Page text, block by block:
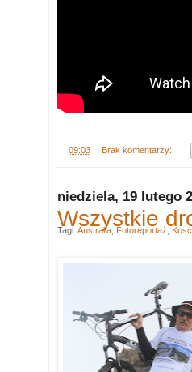
09:03 Brak komentarzy:
niedziela, 19 lutego
Wszystkie
Tagi: Australia Fotoreportaż